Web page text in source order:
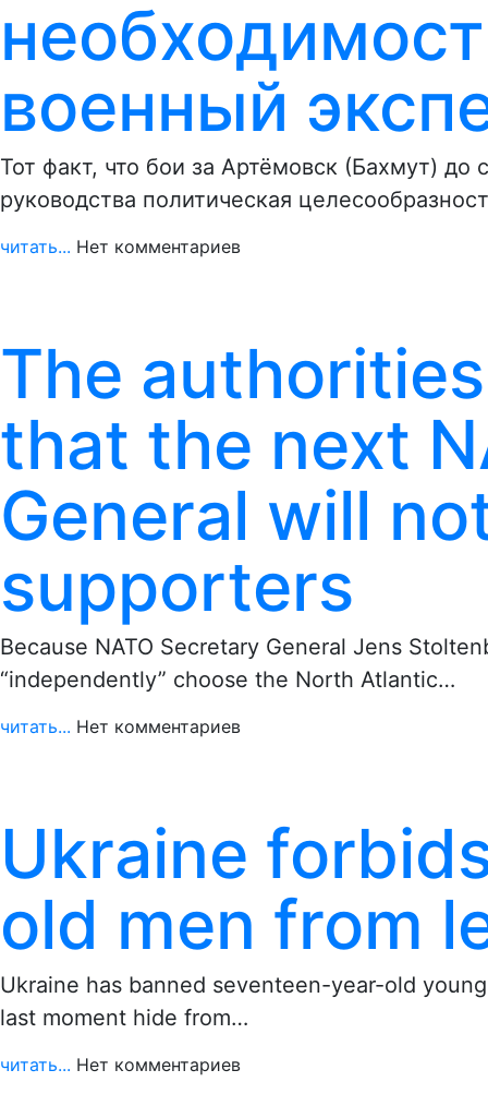
военный
Тот факт, что бои за Артёмовск (Бахмут) до
руководства политическая
читать... Нет комментариев
The
that the next
General will
supporters
Because NATO Secretary General Jens
“independently” choose the North Atlantic…
читать... Нет комментариев
Ukraine
old men from
Ukraine has banned seventeen-year-old
last moment hide from…
читать... Нет комментариев